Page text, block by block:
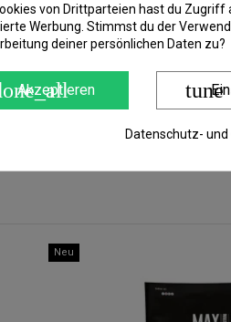
Neu
von Drittparteien hast du Zugriff
Werbung. Stimmst du der
deiner persönlichen Daten zu?
Akzeptieren tune
Datenschutz- und